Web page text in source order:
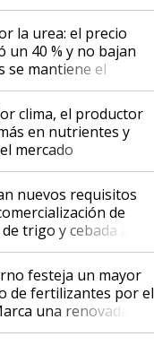
la urea: el precio
un 40 % y no bajan
se mantiene el
en Medio Oriente
clima, el productor
en nutrientes y
mercado
nuevos requisitos
de
trigo y cebada a
festeja un mayor
de fertilizantes por el
una renovada
de los productores”